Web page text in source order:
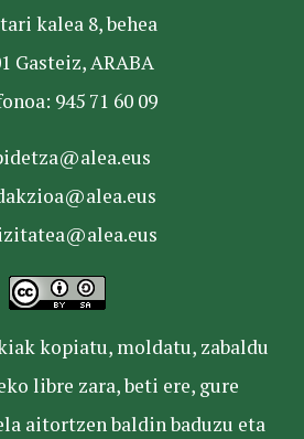
kalea 8, behea
Gasteiz, ARABA
945 71 60 09
kopiatu, moldatu, zabaldu
libre zara, beti ere, gure
aitortzen baldin baduzu eta